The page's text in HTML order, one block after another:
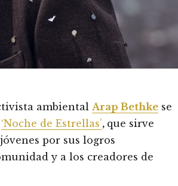
ambiental Arap Bethke se
‘Noche de Estrellas’, que sirve
por sus logros
y a los creadores de